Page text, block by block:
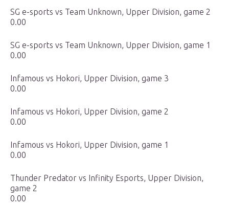
SG e-sports vs Team Unknown, Upper Division, game 2
0.00
SG e-sports vs Team Unknown, Upper Division, game 1
0.00
Infamous vs Hokori, Upper Division, game 3
0.00
Infamous vs Hokori, Upper Division, game 2
0.00
Infamous vs Hokori, Upper Division, game 1
0.00
Thunder Predator vs Infinity Esports, Upper Division,
game 2
0.00